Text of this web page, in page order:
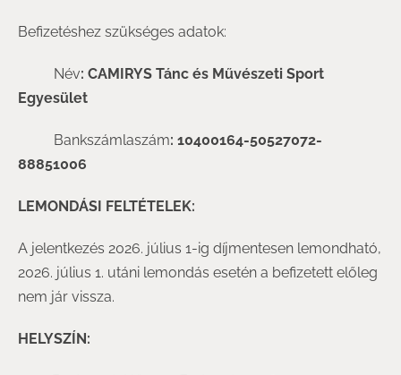
Befizetéshez szükséges adatok:
Név: CAMIRYS Tánc és Művészeti Sport
Egyesület
Bankszámlaszám: 10400164-50527072-
88851006
LEMONDÁSI FELTÉTELEK:
A jelentkezés 2026. július 1-ig díjmentesen lemondható,
2026. július 1. utáni lemondás esetén a befizetett előleg
nem jár vissza.
HELYSZÍN: